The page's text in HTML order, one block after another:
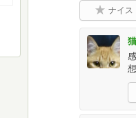
ナイス